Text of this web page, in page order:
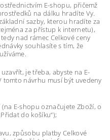
E-shopu, přičemž
na dálku hradíte Vy.
sazby, kterou hradíte za
za přístup k internetu),
nad rámec Celkové ceny
souhlasíte s tím, že
je třeba, abyste na E-
tomto návrhu musí být uvedeny
E-shopu označujete Zboží, o
do košíku“);
způsobu platby Celkové